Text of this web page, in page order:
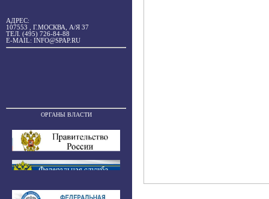
АДРЕС:
107553 , Г.МОСКВА, А/Я 37
ТЕЛ. (495) 726-84-88
E-MAIL: INFO@SPAP.RU
ОРГАНЫ ВЛАСТИ